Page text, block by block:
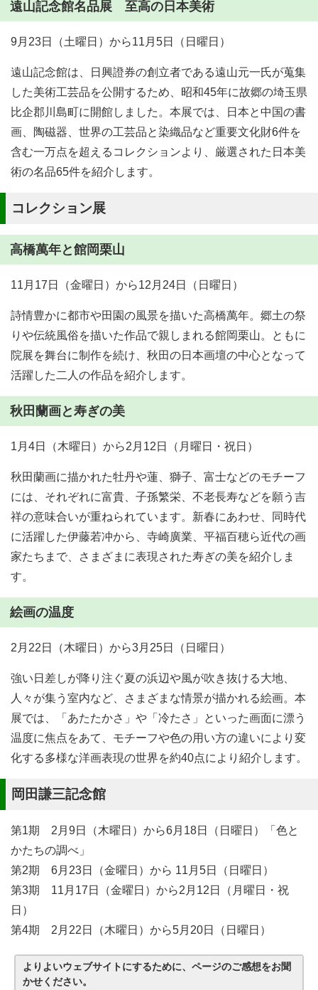
遠山記念館名品展 至高の日本美術
9月23日（土曜日）から11月5日（日曜日）
遠山記念館は、日興證券の創立者である遠山元一氏が蒐集
した美術工芸品を公開するため、昭和45年に故郷の埼玉県
比企郡川島町に開館しました。本展では、日本と中国の書
画、陶磁器、世界の工芸品と染織品など重要文化財6件を
含む一万点を超えるコレクションより、厳選された日本美
術の名品65件を紹介します。
コレクション展
高橋萬年と館岡栗山
11月17日（金曜日）から12月24日（日曜日）
詩情豊かに都市や田園の風景を描いた高橋萬年。郷土の祭
りや伝統風俗を描いた作品で親しまれる館岡栗山。ともに
院展を舞台に制作を続け、秋田の日本画壇の中心となって
活躍した二人の作品を紹介します。
秋田蘭画と寿ぎの美
1月4日（木曜日）から2月12日（月曜日・祝日）
秋田蘭画に描かれた牡丹や蓮、獅子、富士などのモチーフ
には、それぞれに富貴、子孫繁栄、不老長寿などを願う吉
祥の意味合いが重ねられています。新春にあわせ、同時代
に活躍した伊藤若冲から、寺崎廣業、平福百穂ら近代の画
家たちまで、さまざまに表現された寿ぎの美を紹介しま
す。
絵画の温度
2月22日（木曜日）から3月25日（日曜日）
強い日差しが降り注ぐ夏の浜辺や風が吹き抜ける大地、
人々が集う室内など、さまざまな情景が描かれる絵画。本
展では、「あたたかさ」や「冷たさ」といった画面に漂う
温度に焦点をあて、モチーフや色の用い方の違いにより変
化する多様な洋画表現の世界を約40点により紹介します。
岡田謙三記念館
第1期 2月9日（木曜日）から6月18日（日曜日）「色と
かたちの調べ」
第2期 6月23日（金曜日）から 11月5日（日曜日）
第3期 11月17日（金曜日）から2月12日（月曜日・祝
日）
第4期 2月22日（木曜日）から5月20日（日曜日）
よりよいウェブサイトにするために、ページのご感想をお聞
かせください。